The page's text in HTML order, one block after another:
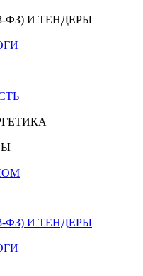
ФЗ) И ТЕНДЕРЫ
ФЗ) И ТЕНДЕРЫ